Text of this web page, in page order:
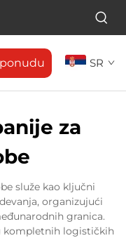
SR
za
služe kao ključni
organizujući
granica.
kompletnih logističkih